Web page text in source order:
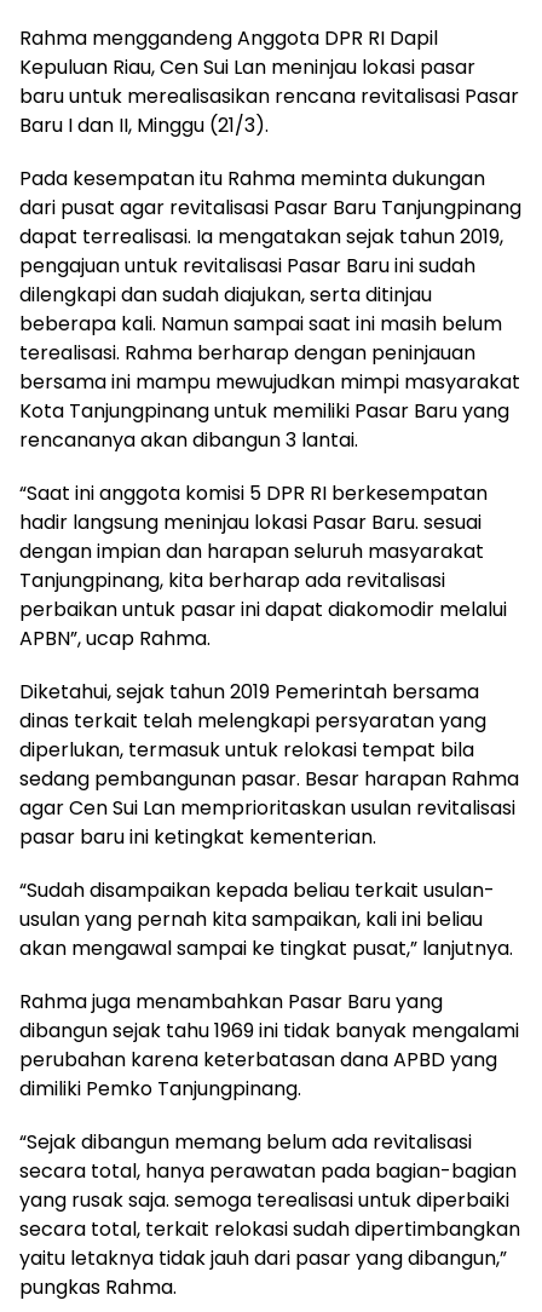
Rahma menggandeng Anggota DPR RI Dapil
Kepuluan Riau, Cen Sui Lan meninjau lokasi pasar
baru untuk merealisasikan rencana revitalisasi Pasar
Baru I dan II, Minggu (21/3).
Pada kesempatan itu Rahma meminta dukungan
dari pusat agar revitalisasi Pasar Baru Tanjungpinang
dapat terrealisasi. Ia mengatakan sejak tahun 2019,
pengajuan untuk revitalisasi Pasar Baru ini sudah
dilengkapi dan sudah diajukan, serta ditinjau
beberapa kali. Namun sampai saat ini masih belum
terealisasi. Rahma berharap dengan peninjauan
bersama ini mampu mewujudkan mimpi masyarakat
Kota Tanjungpinang untuk memiliki Pasar Baru yang
rencananya akan dibangun 3 lantai.
“Saat ini anggota komisi 5 DPR RI berkesempatan
hadir langsung meninjau lokasi Pasar Baru. sesuai
dengan impian dan harapan seluruh masyarakat
Tanjungpinang, kita berharap ada revitalisasi
perbaikan untuk pasar ini dapat diakomodir melalui
APBN”, ucap Rahma.
Diketahui, sejak tahun 2019 Pemerintah bersama
dinas terkait telah melengkapi persyaratan yang
diperlukan, termasuk untuk relokasi tempat bila
sedang pembangunan pasar. Besar harapan Rahma
agar Cen Sui Lan memprioritaskan usulan revitalisasi
pasar baru ini ketingkat kementerian.
“Sudah disampaikan kepada beliau terkait usulan-
usulan yang pernah kita sampaikan, kali ini beliau
akan mengawal sampai ke tingkat pusat,” lanjutnya.
Rahma juga menambahkan Pasar Baru yang
dibangun sejak tahu 1969 ini tidak banyak mengalami
perubahan karena keterbatasan dana APBD yang
dimiliki Pemko Tanjungpinang.
“Sejak dibangun memang belum ada revitalisasi
secara total, hanya perawatan pada bagian-bagian
yang rusak saja. semoga terealisasi untuk diperbaiki
secara total, terkait relokasi sudah dipertimbangkan
yaitu letaknya tidak jauh dari pasar yang dibangun,”
pungkas Rahma.